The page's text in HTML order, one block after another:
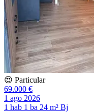
😍 Particular
69.000 €
1 ago 2026
1 hab 1 ba 24 m² Bj